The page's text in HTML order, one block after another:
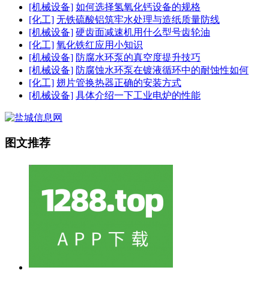
[机械设备] 如何选择氢氧化钙设备的规格
[化工] 无铁硫酸铝筑牢水处理与造纸质量防线
[机械设备] 硬齿面减速机用什么型号齿轮油
[化工] 氧化铁红应用小知识
[机械设备] 防腐水环泵的真空度提升技巧
[机械设备] 防腐蚀水环泵在镀液循环中的耐蚀性如何
[化工] 翅片管换热器正确的安装方式
[机械设备] 具体介绍一下工业电炉的性能
图文推荐